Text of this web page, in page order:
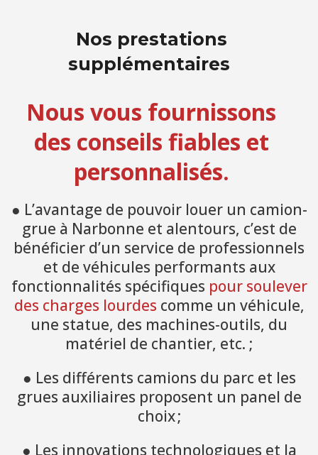
Nos prestations
supplémentaires
Nous vous fournissons
des conseils fiables et
personnalisés.
● L’avantage de pouvoir louer un camion-
grue à Narbonne et alentours, c’est de
bénéficier d’un service de professionnels
et de véhicules performants aux
fonctionnalités spécifiques pour soulever
des charges lourdes comme un véhicule,
une statue, des machines-outils, du
matériel de chantier, etc. ;
● Les différents camions du parc et les
grues auxiliaires proposent un panel de
choix ;
● Les innovations technologiques et la